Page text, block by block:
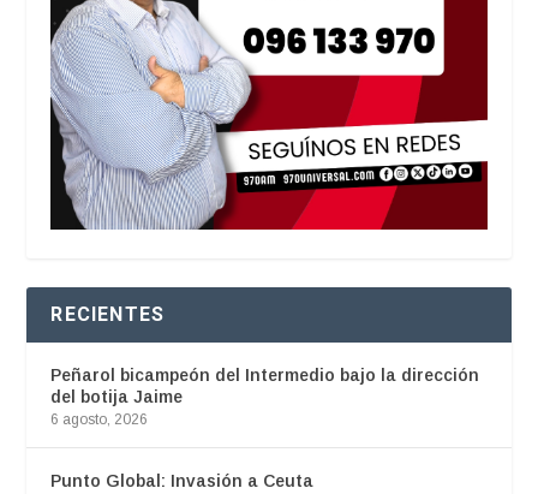
RECIENTES
Peñarol bicampeón del Intermedio bajo la dirección
del botija Jaime
6 agosto, 2026
Punto Global: Invasión a Ceuta